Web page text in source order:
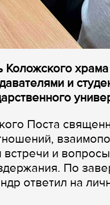
Коложского
и
Поста
встречи и
По
ответил на